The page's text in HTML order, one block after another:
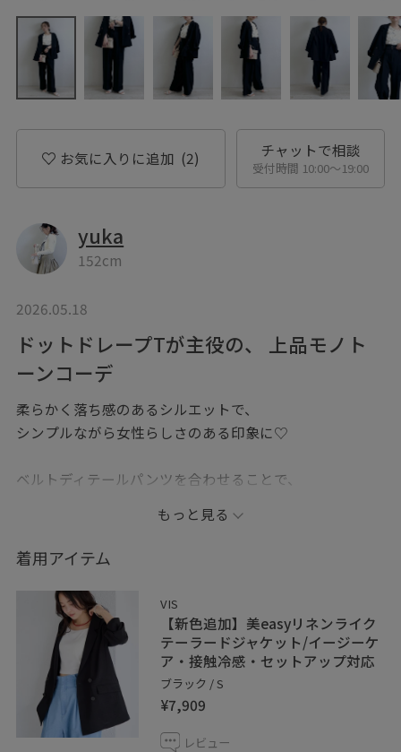
お気に入りに追加 (2) チャットで相談
受付時間 10:00〜19:00
yuka
152cm
2026.05.18
ドットドレープTが主役の、 上品モノト
ーンコーデ
柔らかく落ち感のあるシルエットで、
シンプルながら女性らしさのある印象に♡
ベルトディテールパンツを合わせることで、
黒ジャケットを羽織れば
きちんと感もあり、
お仕事やお食事シーンにもおすすめです
サンダル合わせで程よく抜け感を出した
大人きれいめスタイルです！
✳︎記載のないものは私物です✳︎
もっと見る
着用アイテム
VIS
【新色追加】美easyリネンライク
テーラードジャケット/イージーケ
ア・接触冷感・セットアップ対応
ブラック / S
¥7,909
レビュー